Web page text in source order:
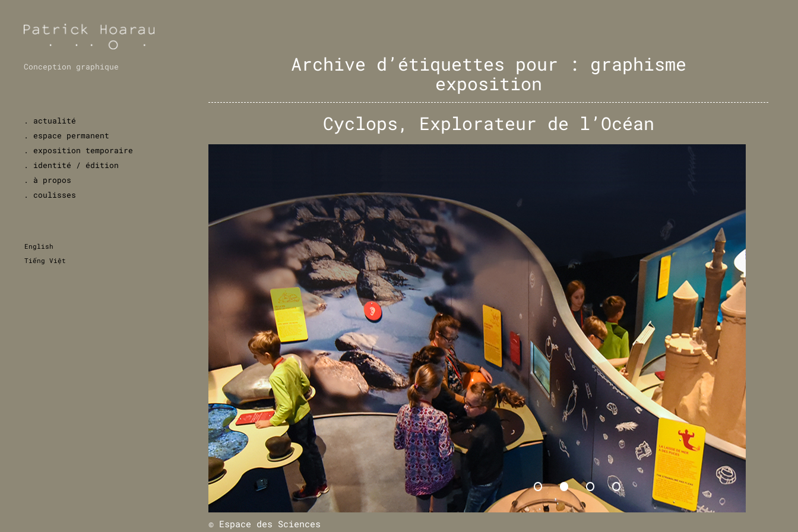
Conception graphique
. actualité
. espace permanent
. exposition temporaire
. identité / édition
. à propos
. coulisses
English
Tiếng Việt
Archive d’étiquettes pour : graphisme
exposition
Cyclops, Explorateur de l’Océan
© Espace des Sciences